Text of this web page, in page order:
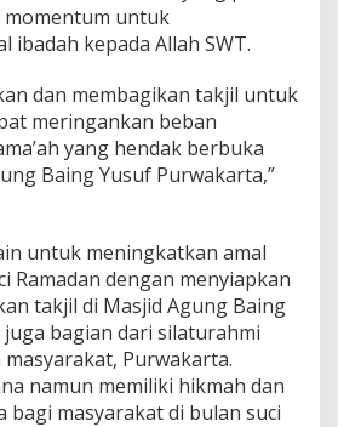
momentum untuk
ibadah kepada Allah SWT.
dan membagikan takjil untuk
meringankan beban
yang hendak berbuka
Baing Yusuf Purwakarta,”
untuk meningkatkan amal
Ramadan dengan menyiapkan
takjil di Masjid Agung Baing
bagian dari silaturahmi
Purwakarta.
namun memiliki hikmah dan
bagi masyarakat di bulan suci